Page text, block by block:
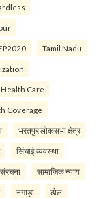
Tamil Nadu
Care
Coverage
भरतपुर लोकसभा क्षेत्र
सिंचाई व्यवस्था
सामाजिक न्याय
नगाड़ा ढोल